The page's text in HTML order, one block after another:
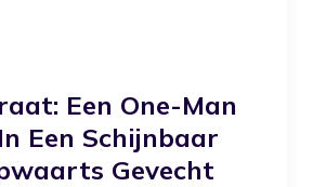
Een One-Man
Een Schijnbaar
Gevecht